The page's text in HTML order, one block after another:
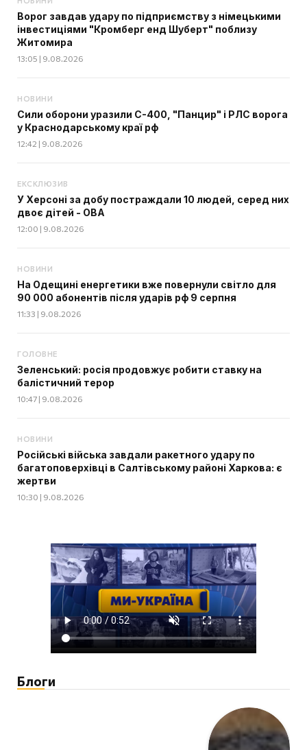
Ворог завдав удару по підприємству з німецькими
інвестиціями "Кромберг енд Шуберт" поблизу
Житомира
13:05 | 9.08.2026
НОВИНИ
Сили оборони уразили С-400, "Панцир" і РЛС ворога
у Краснодарському краї рф
12:42 | 9.08.2026
ЕКСКЛЮЗИВ
У Херсоні за добу постраждали 10 людей, серед них
двоє дітей - ОВА
12:00 | 9.08.2026
НОВИНИ
На Одещині енергетики вже повернули світло для
90 000 абонентів після ударів рф 9 серпня
11:33 | 9.08.2026
ГОЛОВНЕ
Зеленський: росія продовжує робити ставку на
балістичний терор
10:47 | 9.08.2026
НОВИНИ
Російські війська завдали ракетного удару по
багатоповерхівці в Салтівському районі Харкова: є
жертви
10:30 | 9.08.2026
Блоги